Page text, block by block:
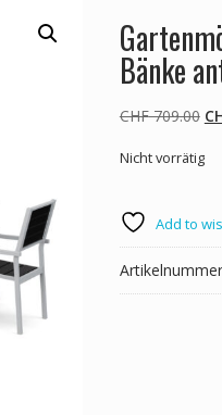
Bänke
CHF709.00
war:
Nicht vorrätig
Add to